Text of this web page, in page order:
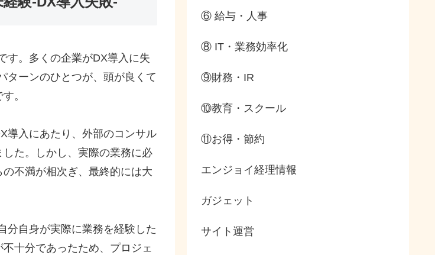
す。多くの企業がDX導入に失
ターンのひとつが、頭が良くて
。
導入にあたり、外部のコンサル
た。しかし、実際の業務に必
不満が相次ぎ、最終的には大
分自身が実際に業務を経験した
十分であったため、プロジェ
⑥ 給与・人事
⑧ IT・業務効率化
⑨財務・IR
⑩教育・スクール
⑪お得・節約
エンジョイ経理情報
ガジェット
サイト運営